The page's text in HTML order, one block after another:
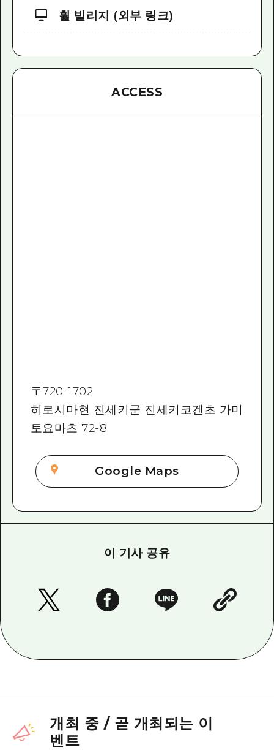
휠 빌리지 (외부 링크)
ACCESS
〒720-1702
히로시마현 진세키군 진세키코겐초 가미
토요마츠 72-8
Google Maps
이 기사 공유
개최 중 / 곧 개최되는 이
벤트